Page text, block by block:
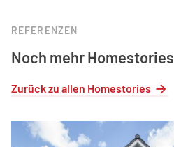
REFERENZEN
Noch mehr Homestories
Zurück zu allen Homestories